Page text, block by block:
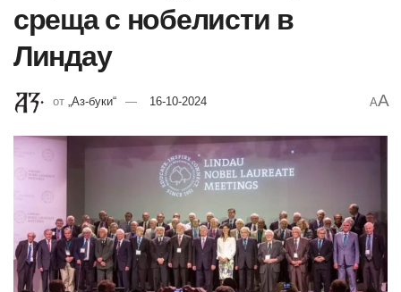
среща с нобелисти в
Линдау
от „Аз-буки“ 16-10-2024 AA